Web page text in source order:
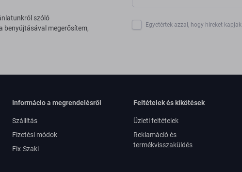
szóló
benyújtásával megerősítem,
Egyetértek azzal, hogy híreket kapjak
Informácio a megrendelésről
Szállítás
Fizetési módok
Fix-Szaki
Feltételek és kikötések
Üzleti feltételek
Reklamáció és
termékvisszaküldés